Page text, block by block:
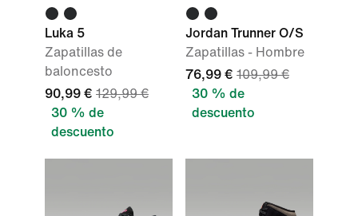
Luka 5
Zapatillas de
baloncesto
90,99 € 129,99 €
30 % de
descuento
Jordan Trunner O/S
Zapatillas - Hombre
76,99 € 109,99 €
30 % de
descuento